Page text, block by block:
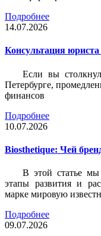
Подробнее
14.07.2026
Консультация
Если вы
Петербурге,
финансов
Подробнее
10.07.2026
Biosthetique: Чей
В этой статье
этапы развития и
марке мировую
Подробнее
09.07.2026